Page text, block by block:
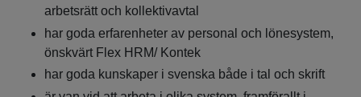
arbetsrätt och kollektivavtal
har goda erfarenheter av personal och lönesystem,
önskvärt Flex HRM/ Kontek
har goda kunskaper i svenska både i tal och skrift